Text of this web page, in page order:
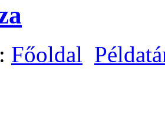
Főoldal